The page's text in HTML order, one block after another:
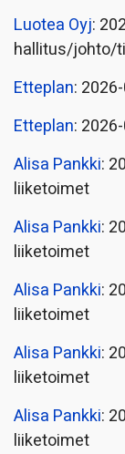
Luotea Oyj:
hallitus/johto/
Etteplan:
Etteplan:
Alisa Pankki:
liiketoimet
Alisa Pankki:
liiketoimet
Alisa Pankki:
liiketoimet
Alisa Pankki:
liiketoimet
Alisa Pankki:
liiketoimet